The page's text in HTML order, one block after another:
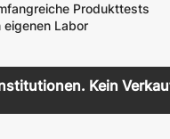
Produkttests
eigenen Labor
Kein